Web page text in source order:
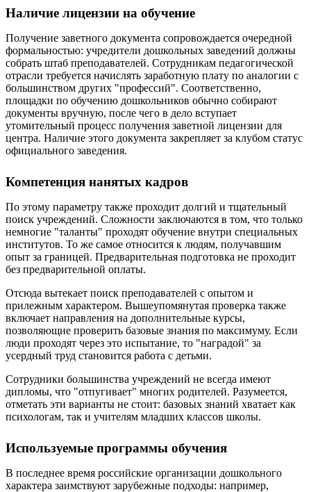
Наличие лицензии на обучение
Получение заветного документа сопровождается очередной
формальностью: учредители дошкольных заведений должны
собрать штаб преподавателей. Сотрудникам педагогической
отрасли требуется начислять заработную плату по аналогии с
большинством других "профессий". Соответственно,
площадки по обучению дошкольников обычно собирают
документы вручную, после чего в дело вступает
утомительный процесс получения заветной лицензии для
центра. Наличие этого документа закрепляет за клубом статус
официального заведения.
Компетенция нанятых кадров
По этому параметру также проходит долгий и тщательный
поиск учреждений. Сложности заключаются в том, что только
немногие "таланты" проходят обучение внутри специальных
институтов. То же самое относится к людям, получавшим
опыт за границей. Предварительная подготовка не проходит
без предварительной оплаты.
Отсюда вытекает поиск преподавателей с опытом и
прилежным характером. Вышеупомянутая проверка также
включает направления на дополнительные курсы,
позволяющие проверить базовые знания по максимуму. Если
люди проходят через это испытание, то "наградой" за
усердный труд становится работа с детьми.
Сотрудники большинства учреждений не всегда имеют
дипломы, что "отпугивает" многих родителей. Разумеется,
отметать эти варианты не стоит: базовых знаний хватает как
психологам, так и учителям младших классов школы.
Используемые программы обучения
В последнее время российские организации дошкольного
характера заимствуют зарубежные подходы: например,